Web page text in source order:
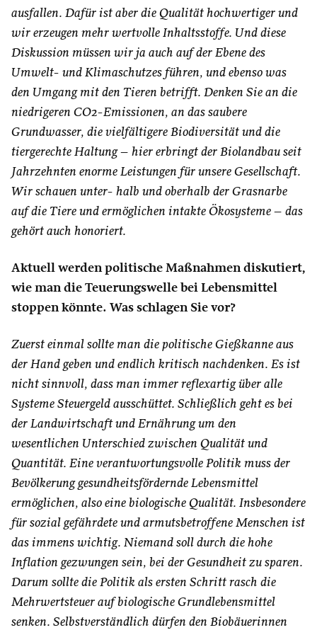
ausfallen. Dafür ist aber die Qualität hochwertiger und
wir erzeugen mehr wertvolle Inhaltsstoffe. Und diese
Diskussion müssen wir ja auch auf der Ebene des
Umwelt- und Klimaschutzes führen, und ebenso was
den Umgang mit den Tieren betrifft. Denken Sie an die
niedrigeren CO2-Emissionen, an das saubere
Grundwasser, die vielfältigere Biodiversität und die
tiergerechte Haltung – hier erbringt der Biolandbau seit
Jahrzehnten enorme Leistungen für unsere Gesellschaft.
Wir schauen unter- halb und oberhalb der Grasnarbe
auf die Tiere und ermöglichen intakte Ökosysteme – das
gehört auch honoriert.
Aktuell werden politische Maßnahmen diskutiert,
wie man die Teuerungswelle bei Lebensmittel
stoppen könnte. Was schlagen Sie vor?
Zuerst einmal sollte man die politische Gießkanne aus
der Hand geben und endlich kritisch nachdenken. Es ist
nicht sinnvoll, dass man immer reflexartig über alle
Systeme Steuergeld ausschüttet. Schließlich geht es bei
der Landwirtschaft und Ernährung um den
wesentlichen Unterschied zwischen Qualität und
Quantität. Eine verantwortungsvolle Politik muss der
Bevölkerung gesundheitsfördernde Lebensmittel
ermöglichen, also eine biologische Qualität. Insbesondere
für sozial gefährdete und armutsbetroffene Menschen ist
das immens wichtig. Niemand soll durch die hohe
Inflation gezwungen sein, bei der Gesundheit zu sparen.
Darum sollte die Politik als ersten Schritt rasch die
Mehrwertsteuer auf biologische Grundlebensmittel
senken. Selbstverständlich dürfen den Biobäuerinnen